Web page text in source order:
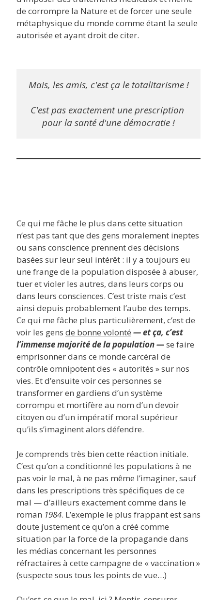
de corrompre la Nature et de forcer une seule
métaphysique du monde comme étant la seule
autorisée et ayant droit de citer.
Mais, les amis, c'est ça le totalitarisme !
C'est pas exactement une prescription
pour la santé d'une démocratie !
Ce qui me fâche le plus dans cette situation
n’est pas tant que des gens moralement ineptes
ou sans conscience prennent des décisions
basées sur leur seul intérêt : il y a toujours eu
une frange de la population disposée à abuser,
tuer et violer les autres, dans leurs corps ou
dans leurs consciences. C’est triste mais c’est
ainsi depuis probablement l’aube des temps.
Ce qui me fâche plus particulièrement, c’est de
voir les gens de bonne volonté — et ça, c’est
l’immense majorité de la population —se faire
emprisonner dans ce monde carcéral de
contrôle omnipotent des « autorités » sur nos
vies. Et d’ensuite voir ces personnes se
transformer en gardiens d’un système
corrompu et mortifère au nom d’un devoir
citoyen ou d’un impératif moral supérieur
qu’ils s’imaginent alors défendre.
Je comprends très bien cette réaction initiale.
C’est qu’on a conditionné les populations à ne
pas voir le mal, à ne pas même l’imaginer, sauf
dans les prescriptions très spécifiques de ce
mal — d’ailleurs exactement comme dans le
roman 1984. L’exemple le plus frappant est sans
doute justement ce qu’on a créé comme
situation par la force de la propagande dans
les médias concernant les personnes
réfractaires à cette campagne de « vaccination »
(suspecte sous tous les points de vue…)